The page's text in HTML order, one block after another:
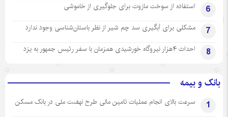
6 استفاده از سوخت مازوت برای جلوگیری از خاموشی
7 مشکلی برای آبگیری سد چم شیر از نظر باستان‌شناسی وجود ندارد
8 احداث ۴هزار نیروگاه خورشیدی همزمان با سفر رئیس جمهور به یزد
بانک و بیمه
1 سرعت بالای انجام عملیات تامین مالی طرح نهضت ملی در بانک مسکن